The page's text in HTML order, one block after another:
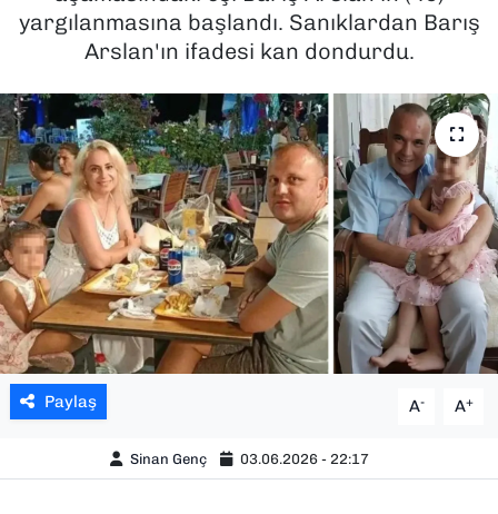
yargılanmasına başlandı. Sanıklardan Barış
Arslan'ın ifadesi kan dondurdu.
Paylaş A- A+
Sinan Genç 03.06.2026 - 22:17
POLİTİKA
SPOR
TEKNOLOJİ
YAŞAM
YEREL YÖNETİMLER